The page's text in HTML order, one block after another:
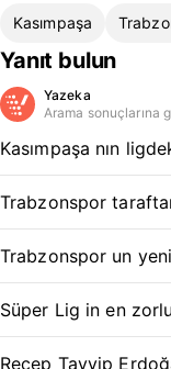
Kasımpaşa
Yanıt bulun
Yazeka
Arama sonuçlarına
Kasımpaşa nın
Trabzonspor
Trabzonspor un
Süper Lig in en
Recep Tayyip